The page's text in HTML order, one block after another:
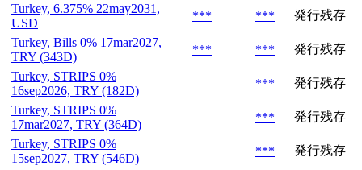
Turkey, 6.375% 22may2031,
USD
*** ***
発行残存
Turkey, Bills 0% 17mar2027,
TRY (343D)
*** ***
発行残存
Turkey, STRIPS 0%
16sep2026, TRY (182D)
***
発行残存
Turkey, STRIPS 0%
17mar2027, TRY (364D)
***
発行残存
Turkey, STRIPS 0%
15sep2027, TRY (546D)
***
発行残存